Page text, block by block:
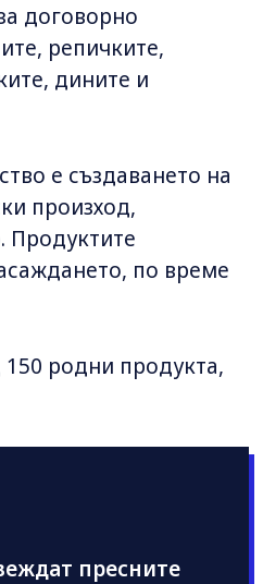
договорно
репичките,
дините и
е създаването на
произход,
Продуктите
по време
родни продукта,
пресните